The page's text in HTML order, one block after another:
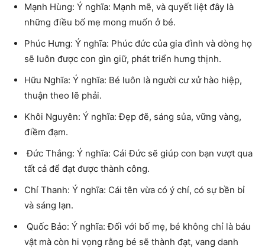
Mạnh Hùng: Ý nghĩa: Mạnh mẽ, và quyết liệt đây là
những điều bố mẹ mong muốn ở bé.
Phúc Hưng: Ý nghĩa: Phúc đức của gia đình và dòng họ
sẽ luôn được con gìn giữ, phát triển hưng thịnh.
Hữu Nghĩa: Ý nghĩa: Bé luôn là người cư xử hào hiệp,
thuận theo lẽ phải.
Khôi Nguyên: Ý nghĩa: Đẹp đẽ, sáng sủa, vững vàng,
điềm đạm.
Ðức Thắng: Ý nghĩa: Cái Đức sẽ giúp con bạn vượt qua
tất cả để đạt được thành công.
Chí Thanh: Ý nghĩa: Cái tên vừa có ý chí, có sự bền bỉ
và sáng lạn.
Quốc Bảo: Ý nghĩa: Đối với bố mẹ, bé không chỉ là báu
vật mà còn hi vọng rằng bé sẽ thành đạt, vang danh